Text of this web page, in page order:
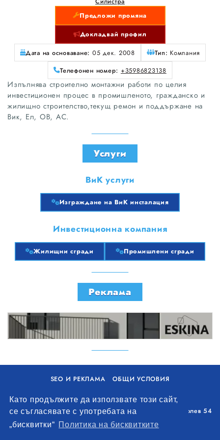
Като продължите да използвате този сайт,
се съгласявате с употребата на
„бисквитки“ Политика на бисквитките
Предложи промяна
Докладвай профил
Дата на основаване: 05 дек. 2008 Тип: Компания
Телефонен номер: +35986823138
Изпълнява строително монтажни работи по целия
инвестиционен процес в промишленото, гражданско и
жилищно строителство,текущ ремон и поддържане на
Вик, Ел, ОВ, АС.
Услуги
ВиК услуги
Изграждане на ВиК инсталация
Инвестиционна компания
Жилищни сгради Промишлени сгради
Реклама
SEO И РЕКЛАМА
ОБЩИ УСЛОВИЯ
Уолоу Интернешънъл ЕООД, гр. Варна, бул. Генерал Колев 54
+359 893 621 112
office@remontna-brigada.com